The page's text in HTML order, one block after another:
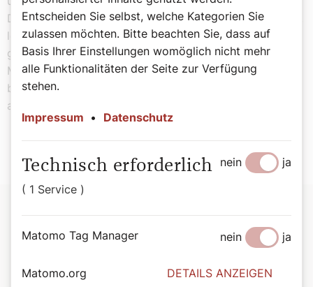
Dort werden täglich einfache Impulse zum Nachdenken,
leichte Rezepte, Psalmen und Gesprächsanregungen
geteilt. „So kann jeder im eigenen Tempo kleine
Momente der Achtsamkeit in seinen Alltag integrieren“,
bringt Peter Mender die Grundidee von „Fasten to go“
auf den Punkt.
Familienverbandes zur Fastenzeit
▶Katholischer Familienverband Österreichs
Entscheiden Sie selbst, welche Kategorien Sie
zulassen möchten. Bitte beachten Sie, dass auf
Basis Ihrer Einstellungen womöglich nicht mehr
alle Funktionalitäten der Seite zur Verfügung
stehen.
Impressum • Datenschutz
Technisch erforderlich
( 1 Service )
nein ja
Matomo Tag Manager nein ja
Matomo.org DETAILS ANZEIGEN